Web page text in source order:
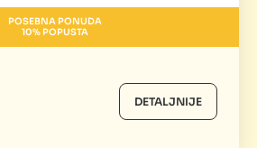
POSEBNA PONUDA
10% POPUSTA
DETALJNIJE